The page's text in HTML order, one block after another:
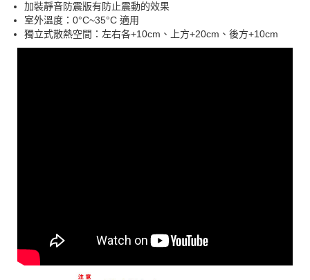
加裝靜音防震版有防止震動的效果
室外溫度：0°C~35°C 適用
獨立式散熱空間：左右各+10cm、上方+20cm、後方+10cm